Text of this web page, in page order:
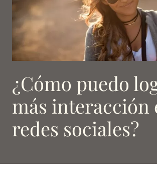
¿Cómo puedo
más interacción
redes sociales?